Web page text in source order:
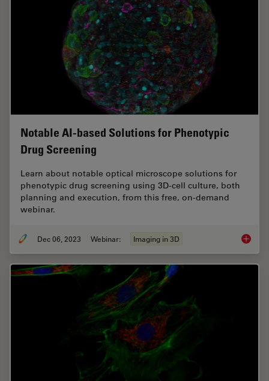
Notable AI-based Solutions for Phenotypic
Drug Screening
Learn about notable optical microscope solutions for
phenotypic drug screening using 3D-cell culture, both
planning and execution, from this free, on-demand
webinar.
Dec 06, 2023 Webinar: Imaging in 3D